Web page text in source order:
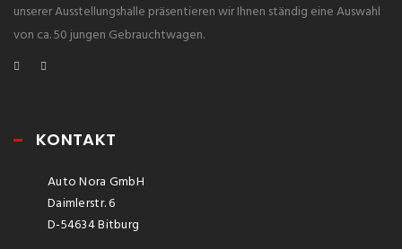
unserer Ausstellungshalle präsentieren wir Ihnen ständig eine Auswahl
von ca. 50 jungen Gebrauchtwagen.
KONTAKT
Auto Nora GmbH
Daimlerstr. 6
D-54634 Bitburg